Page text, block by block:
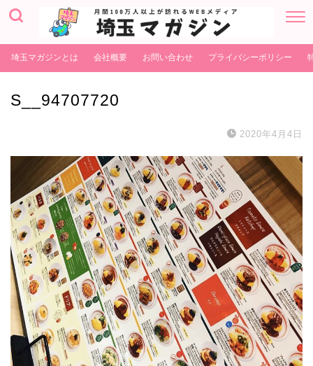
埼玉マガジンとは 会社概要 お問い合わせ プライバシーポリシー
S__94707720
2020年4月4日